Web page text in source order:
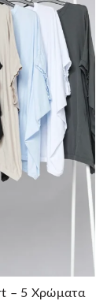
– 5 Χρώματα